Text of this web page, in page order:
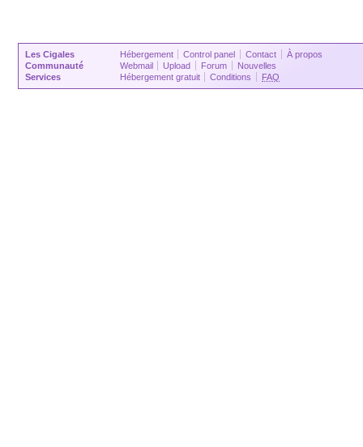
Les Cigales Hébergement Control panel Contact
À propos
Communauté
Webmail Upload Forum
Nouvelles
Services
Hébergement gratuit Conditions FAQ